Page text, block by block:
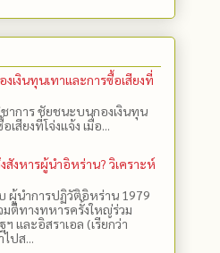
เงินทุนเทาและการซื้อเสียงที่
าการ ชัยชนะบนกองเงินทุน
เสียงที่โจ่งแจ้ง เมื่อ...
สังหารผู้นำอิหร่าน? วิเคราะห์
ผู้นำการปฏิวัติอิหร่าน 1979
มตีทางทหารครั้งใหญ่ร่วม
และอิสราเอล (เรียกว่า
ไปส...